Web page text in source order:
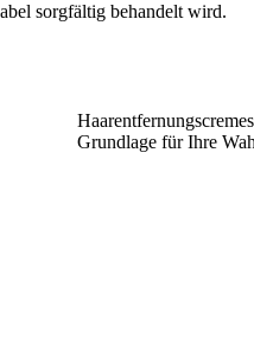
sorgfältig behandelt wird.
Grundlage für Ihre